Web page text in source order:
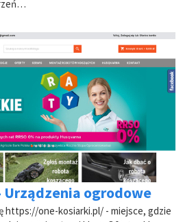
Urządzenia ogrodowe
https://one-kosiarki.pl/ - miejsce, gdzie